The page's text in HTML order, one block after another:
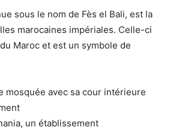
sous le nom de Fès el Bali, est la
marocaines impériales. Celle-ci
Maroc et est un symbole de
mosquée avec sa cour intérieure
un établissement